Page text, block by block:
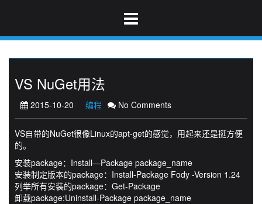
VS NuGet用法
2015-10-20 编程 No Comments
VS自带的NuGet很像Linux的apt-get的感觉，用起来还是挺方便
的。
安装package：Install—Package package_name
安装制定版本的package：Install-Package Fody -Version 1.24
列举所有安装的package：Get-Package
卸载package:Uninstall-Package package_name